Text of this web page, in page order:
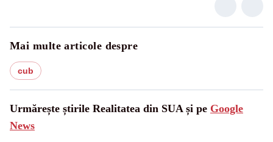
Mai multe articole despre
cub
Urmărește știrile Realitatea din SUA și pe Google
News